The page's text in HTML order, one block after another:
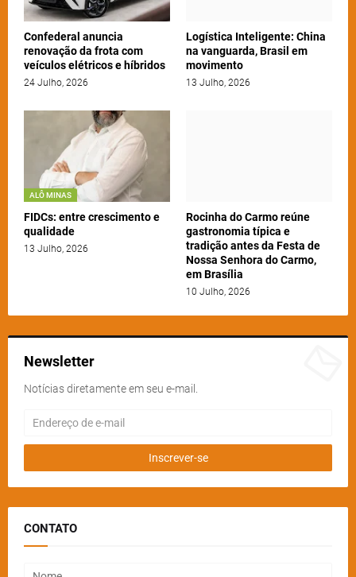
Confederal anuncia
renovação da frota com
veículos elétricos e híbridos
24 Julho, 2026
Logística Inteligente: China
na vanguarda, Brasil em
movimento
13 Julho, 2026
ALÔ MINAS
FIDCs: entre crescimento e
qualidade
13 Julho, 2026
Rocinha do Carmo reúne
gastronomia típica e
tradição antes da Festa de
Nossa Senhora do Carmo,
em Brasília
10 Julho, 2026
Newsletter
Notícias diretamente em seu e-mail.
CONTATO